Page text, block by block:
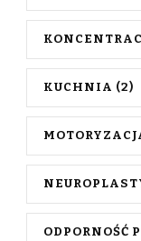
KUCHNIA (2)
ODPORNOŚĆ